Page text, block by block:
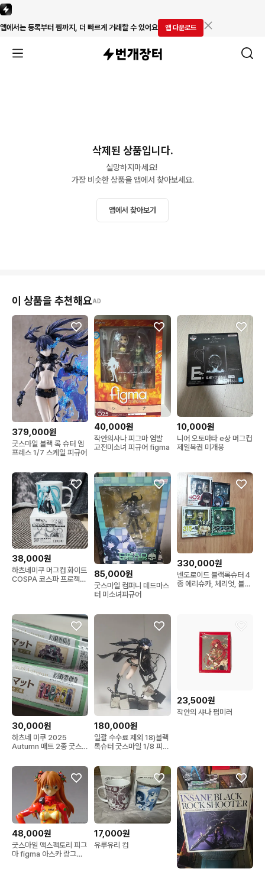
앱에서는 등록부터 찜까지, 더 빠르게 거래할 수 있어요 앱 다운로드
삭제된 상품입니다.
실망하지마세요!
가장 비슷한 상품을 앱에서 찾아보세요.
앱에서 찾아보기
이 상품을 추천해요AD
379,000원
굿스마일 블랙 록 슈터 엠
프레스 1/7 스케일 피규어
40,000원
작안의샤나 피그마 염발
고전미소녀 피규어 figma
10,000원
니어 오토마타 e상 머그컵
제일복권 미개봉
38,000원
하츠네미쿠 머그컵 화이트
COSPA 코스파 프로젝트
85,000원
굿스마일 컴퍼니 데드마스
터 미소녀피규어
330,000원
넨도로이드 블랙록슈터 4
종 에리슈카, 체리엇, 블랙
30,000원
하츠네 미쿠 2025
Autumn 매트 2종 굿스마
180,000원
일괄 수수료 제외 18)블랙
록슈터 굿스마일 1/8 피규
23,500원
작안의 샤나 펍미러
48,000원
굿스마일 맥스팩토리 피그
마 figma 아스카 랑그레
17,000원
유루유리 컵